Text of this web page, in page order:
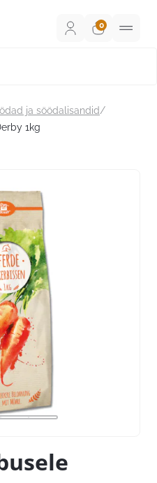
ja söödalisandid/
1kg